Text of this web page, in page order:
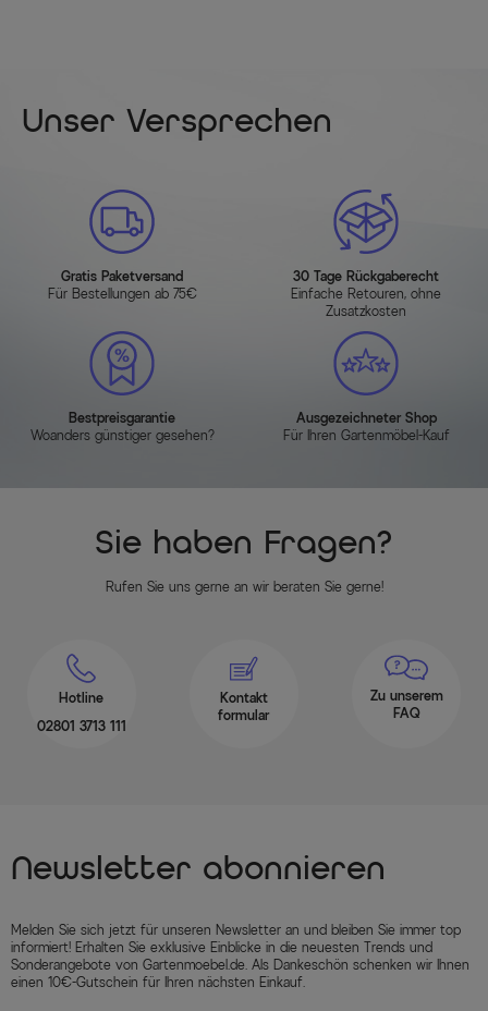
Unser Versprechen
Gratis Paketversand
Für Bestellungen ab 75€
30 Tage Rückgaberecht
Einfache Retouren, ohne
Zusatzkosten
Bestpreisgarantie
Woanders günstiger gesehen?
Ausgezeichneter Shop
Für Ihren Gartenmöbel-Kauf
Sie haben Fragen?
Rufen Sie uns gerne an wir beraten Sie gerne!
Hotline
02801 3713 111
Kontakt
formular
Zu unserem
FAQ
Newsletter abonnieren
Melden Sie sich jetzt für unseren Newsletter an und bleiben Sie immer top
informiert! Erhalten Sie exklusive Einblicke in die neuesten Trends und
Sonderangebote von Gartenmoebel.de. Als Dankeschön schenken wir Ihnen
einen 10€-Gutschein für Ihren nächsten Einkauf.